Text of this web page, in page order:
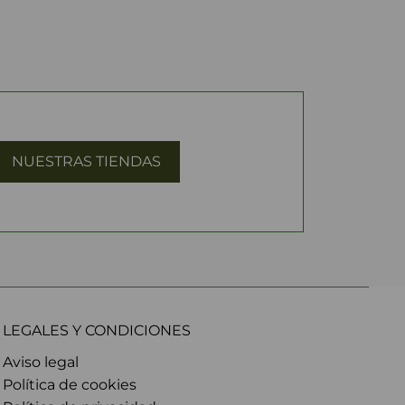
NUESTRAS TIENDAS
LEGALES Y CONDICIONES
Aviso legal
Política de cookies